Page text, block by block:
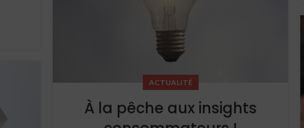
ACTUALITÉ
À la pêche aux insights